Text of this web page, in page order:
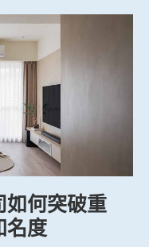
如何突破重
名度